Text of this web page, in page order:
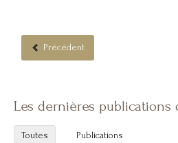
Précédent
Les dernières publications
Toutes Publications